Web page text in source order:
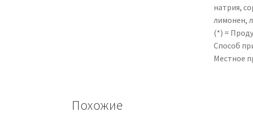
натрия,
лимонен,
(*) =
Способ
Местное
Похожие